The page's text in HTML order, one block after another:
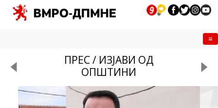
ПРЕС / ИЗЈАВИ ОД
ОПШТИНИ